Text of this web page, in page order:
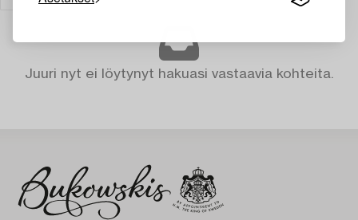
Juuri nyt ei löytynyt hakuasi vastaavia kohteita.